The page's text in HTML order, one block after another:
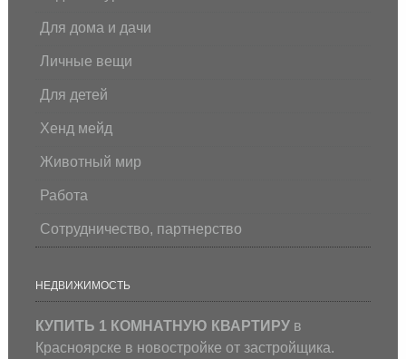
Для дома и дачи
Личные вещи
Для детей
Хенд мейд
Животный мир
Работа
Сотрудничество, партнерство
НЕДВИЖИМОСТЬ
КУПИТЬ 1 КОМНАТНУЮ КВАРТИРУв
Красноярске в новостройке от застройщика.